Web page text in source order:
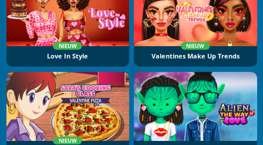
NIEUW
Love In Style
NIEUW
Valentines Make Up Trends
NIEUW